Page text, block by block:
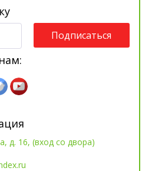
Подписаться
д. 16, (вход со двора)